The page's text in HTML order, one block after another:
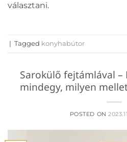
választani.
| Tagged konyhabútor
Sarokülő fejtámlával –
mindegy, milyen
POSTED ON